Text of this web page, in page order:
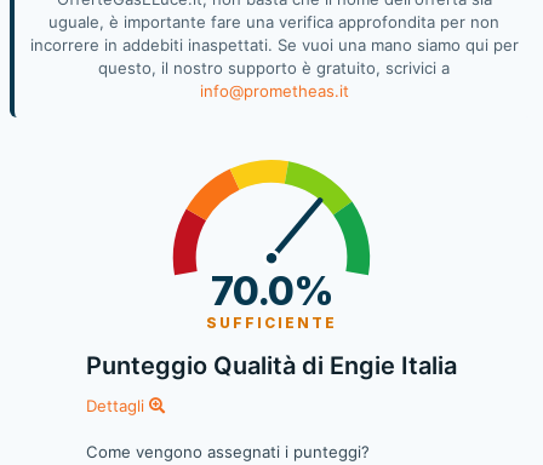
uguale, è importante fare una verifica approfondita per non
incorrere in addebiti inaspettati. Se vuoi una mano siamo qui per
questo, il nostro supporto è gratuito, scrivici a
info@prometheas.it
70.0%
SUFFICIENTE
Punteggio Qualità di Engie Italia
Dettagli
Come vengono assegnati i punteggi?